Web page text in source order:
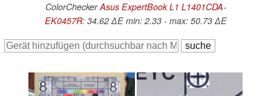
ColorCheckerAsus ExpertBook L1 L1401CDA-
EK0457R: 34.62 ∆E min: 2.33 - max: 50.73 ∆E